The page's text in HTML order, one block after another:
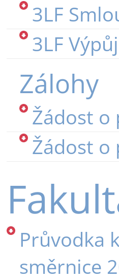
3LF
3LF
Zálohy
Žádost o
Žádost o
Průvodka
směrnice